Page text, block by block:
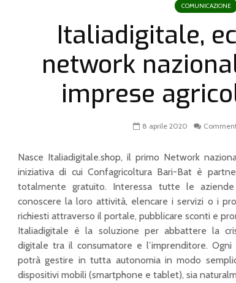
COMUNICAZIONE
Italiadigitale,
network
imprese
8 aprile 2020
Nasce Italiadigitale.shop, il primo Network
iniziativa di cui Confagricoltura Bari-Bat è
totalmente gratuito. Interessa tutte le
conoscere la loro attività, elencare i servizi o i
richiesti attraverso il portale, pubblicare sconti e
Italiadigitale è la soluzione per abbattere la
digitale tra il consumatore e l’imprenditore.
potrà gestire in tutta autonomia in modo
dispositivi mobili (smartphone e tablet), sia